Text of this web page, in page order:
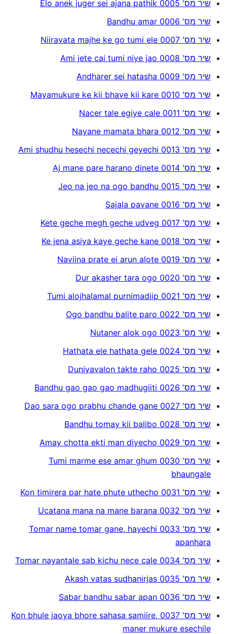
שיר מס' 0005 Elo anek juger sei ajana pathik
שיר מס' 0006 Bandhu amar
שיר מס' 0007 Niiravata majhe ke go tumi ele
שיר מס' 0008 Ami jete cai tumi niye jao
שיר מס' 0009 Andharer sei hatasha
שיר מס' 0010 Mayamukure ke kii bhave kii kare
שיר מס' 0011 Nacer tale egiye cale
שיר מס' 0012 Nayane mamata bhara
שיר מס' 0013 Ami shudhu hesechi necechi geyechi
שיר מס' 0014 Aj mane pare harano dinete
שיר מס' 0015 Jeo na jeo na ogo bandhu
שיר מס' 0016 Sajala pavane
שיר מס' 0017 Kete geche megh geche udveg
שיר מס' 0018 Ke jena asiya kaye geche kane
שיר מס' 0019 Naviina prate ei arun alote
שיר מס' 0020 Dur akasher tara ogo
שיר מס' 0021 Tumi alojhalamal purnimadiip
שיר מס' 0022 Ogo bandhu balite paro
שיר מס' 0023 Nutaner alok ogo
שיר מס' 0024 Hathata ele hathata gele
שיר מס' 0025 Duniyavalon takte raho
שיר מס' 0026 Bandhu gao gao gao madhugiiti
שיר מס' 0027 Dao sara ogo prabhu chande gane
שיר מס' 0028 Bandhu tomay kii balibo
שיר מס' 0029 Amay chotta ekti man diyecho
שיר מס' 0030 Tumi marme ese amar ghum
bhaungale
שיר מס' 0031 Kon timirera par hate phute uthecho
שיר מס' 0032 Ucatana mana na mane barana
שיר מס' 0033 Tomar name tomar gane, hayechi
apanhara
שיר מס' 0034 Tomar nayantale sab kichu nece cale
שיר מס' 0035 Akash vatas sudhanirjas
שיר מס' 0036 Sabar bandhu sabar apan
שיר מס' 0037 Kon bhule jaoya bhore sahasa samiire,
maner mukure esechile